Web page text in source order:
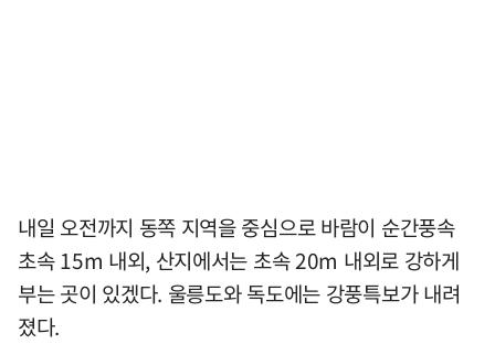
내일 오전까지 동쪽 지역을 중심으로 바람이 순간풍속
초속 15m 내외, 산지에서는 초속 20m 내외로 강하게
부는 곳이 있겠다. 울릉도와 독도에는 강풍특보가 내려
졌다.